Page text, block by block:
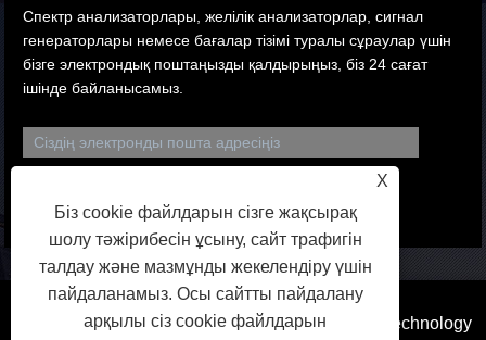
Спектр анализаторлары, желілік анализаторлар, сигнал
генераторлары немесе бағалар тізімі туралы сұраулар үшін
бізге электрондық поштаңызды қалдырыңыз, біз 24 сағат
ішінде байланысамыз.
Copyright © 2023 Dongguan Qihang Electronic Technology
X
Біз cookie файлдарын сізге жақсырақ
шолу тәжірибесін ұсыну, сайт трафигін
талдау және мазмұнды жекелендіру үшін
пайдаланамыз. Осы сайтты пайдалану
арқылы сіз cookie файлдарын